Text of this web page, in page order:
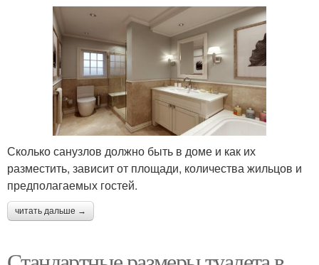
Сколько санузлов должно быть в доме и как их
разместить, зависит от площади, количества жильцов и
предполагаемых гостей.
читать дальше →